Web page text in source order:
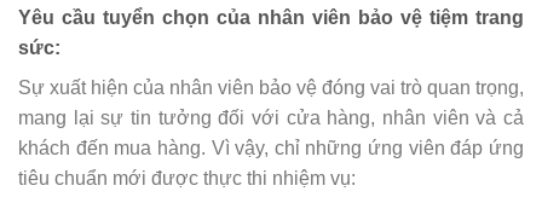
Yêu cầu tuyển chọn của nhân viên bảo vệ tiệm trang
sức:
Sự xuất hiện của nhân viên bảo vệ đóng vai trò quan trọng,
mang lại sự tin tưởng đối với cửa hàng, nhân viên và cả
khách đến mua hàng. Vì vậy, chỉ những ứng viên đáp ứng
tiêu chuẩn mới được thực thi nhiệm vụ: